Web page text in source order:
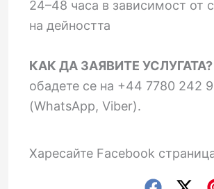
24–48 часа в зависимост от
на дейността
КАК ДА ЗАЯВИТЕ УСЛУГАТА?
обадете се на +44 7780 242
(WhatsApp, Viber).
Харесайте Facebook